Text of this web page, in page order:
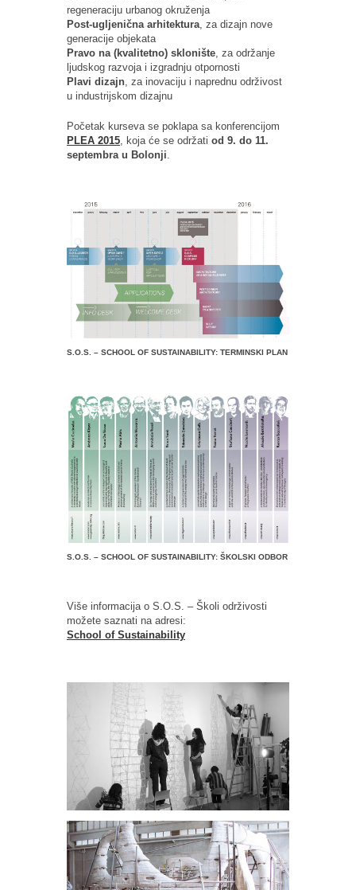
regeneraciju urbanog okruženja
Post-ugljenična arhitektura, za dizajn nove
generacije objekata
Pravo na (kvalitetno) sklonište, za održanje
ljudskog razvoja i izgradnju otpornosti
Plavi dizajn, za inovaciju i naprednu održivost
u industrijskom dizajnu
Početak kurseva se poklapa sa konferencijom
PLEA 2015, koja će se održati od 9. do 11.
septembra u Bolonji.
S.O.S. – SCHOOL OF SUSTAINABILITY: TERMINSKI PLAN
S.O.S. – SCHOOL OF SUSTAINABILITY: ŠKOLSKI ODBOR
Više informacija o S.O.S. – Školi održivosti
možete saznati na adresi:
School of Sustainability